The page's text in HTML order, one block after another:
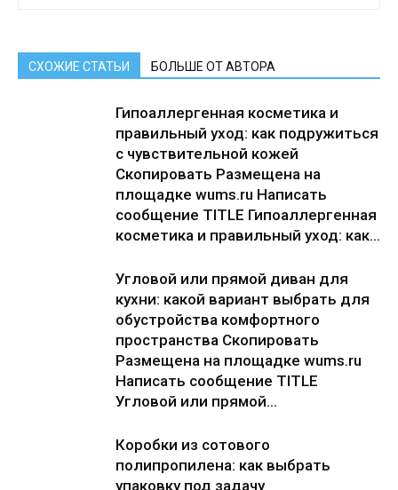
СХОЖИЕ СТАТЬИ БОЛЬШЕ ОТ АВТОРА
Гипоаллергенная косметика и
правильный уход: как подружиться
с чувствительной кожей
Скопировать Размещена на
площадке wums.ru Написать
сообщение TITLE Гипоаллергенная
косметика и правильный уход: как...
Угловой или прямой диван для
кухни: какой вариант выбрать для
обустройства комфортного
пространства Скопировать
Размещена на площадке wums.ru
Написать сообщение TITLE
Угловой или прямой...
Коробки из сотового
полипропилена: как выбрать
упаковку под задачу